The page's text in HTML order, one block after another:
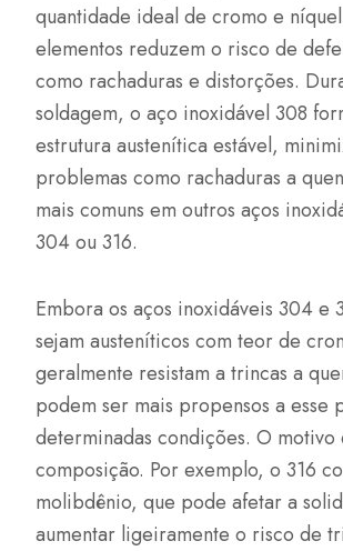
quantidade ideal de cromo e
elementos reduzem o risco de
como rachaduras e distorções.
soldagem, o aço inoxidável 308
estrutura austenítica estável,
problemas como rachaduras a
mais comuns em outros aços
304 ou 316.
Embora os aços inoxidáveis 304 e
sejam austeníticos com teor de
geralmente resistam a trincas a
podem ser mais propensos a esse
determinadas condições. O motivo
composição. Por exemplo, o 316
molibdênio, que pode afetar a
aumentar ligeiramente o risco de